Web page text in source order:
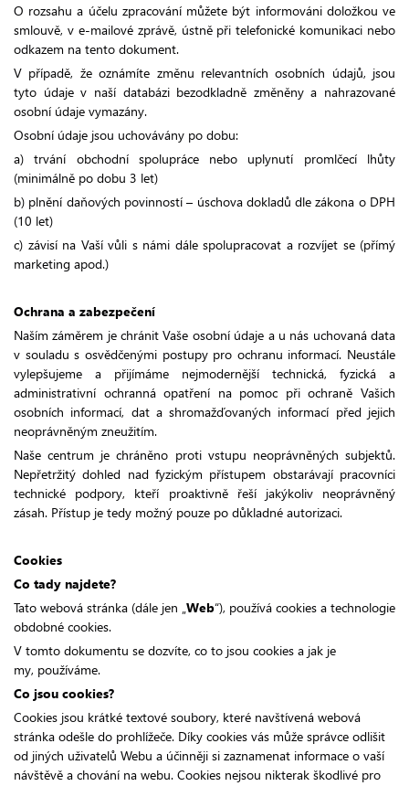
O rozsahu a účelu zpracování můžete být informováni doložkou ve
smlouvě, v e-mailové zprávě, ústně při telefonické komunikaci nebo
odkazem na tento dokument.
V případě, že oznámíte změnu relevantních osobních údajů, jsou
tyto údaje v naší databázi bezodkladně změněny a nahrazované
osobní údaje vymazány.
Osobní údaje jsou uchovávány po dobu:
a) trvání obchodní spolupráce nebo uplynutí promlčecí lhůty
(minimálně po dobu 3 let)
b) plnění daňových povinností – úschova dokladů dle zákona o DPH
(10 let)
c) závisí na Vaší vůli s námi dále spolupracovat a rozvíjet se (přímý
marketing apod.)
Ochrana a zabezpečení
Naším záměrem je chránit Vaše osobní údaje a u nás uchovaná data
v souladu s osvědčenými postupy pro ochranu informací. Neustále
vylepšujeme a přijímáme nejmodernější technická, fyzická a
administrativní ochranná opatření na pomoc při ochraně Vašich
osobních informací, dat a shromažďovaných informací před jejich
neoprávněným zneužitím.
Naše centrum je chráněno proti vstupu neoprávněných subjektů.
Nepřetržitý dohled nad fyzickým přístupem obstarávají pracovníci
technické podpory, kteří proaktivně řeší jakýkoliv neoprávněný
zásah. Přístup je tedy možný pouze po důkladné autorizaci.
Cookies
Co tady najdete?
Tato webová stránka (dále jen „ Web“), používá cookies a technologie
obdobné cookies.
V tomto dokumentu se dozvíte, co to jsou cookies a jak je
my, používáme.
Co jsou cookies?
Cookies jsou krátké textové soubory, které navštívená webová
stránka odešle do prohlížeče. Díky cookies vás může správce odlišit
od jiných uživatelů Webu a účinněji si zaznamenat informace o vaší
návštěvě a chování na webu. Cookies nejsou nikterak škodlivé pro